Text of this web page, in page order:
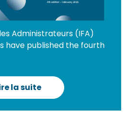
Administrateurs (IFA)
have published the fourth
la suite